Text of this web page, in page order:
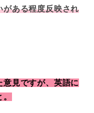
がある程度反映され
見ですが、英語に